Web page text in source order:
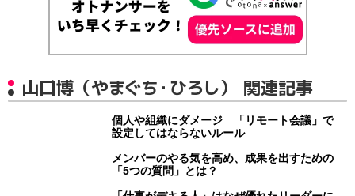
山口博（やまぐち・ひろし） 関連記事
個人や組織にダメージ 「リモート会議」で
設定してはならないルール
メンバーのやる気を高め、成果を出すための
「5つの質問」とは？